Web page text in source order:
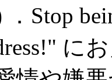
．Stop
に